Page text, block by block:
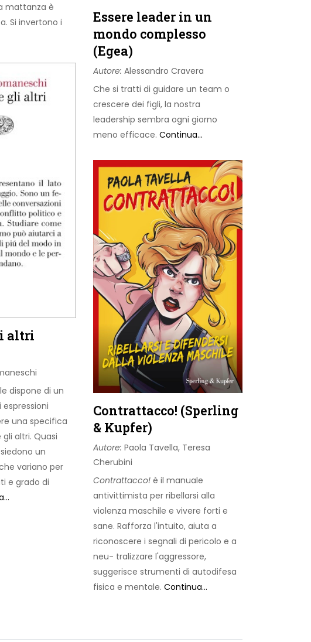
mattanza è
Si invertono i
Essere leader in un
mondo complesso
(Egea)
Autore: Alessandro Cravera
Che si tratti di guidare un team o
crescere dei figli, la nostra
leadership sembra ogni giorno
meno efficace. Continua...
altri
dispone di un
una specifica
altri. Quasi
un
variano per
e grado di
Contrattacco! (Sperling
& Kupfer)
Autore: Paola Tavella, Teresa
Cherubini
Contrattacco! è il manuale
antivittimista per ribellarsi alla
violenza maschile e vivere forti e
sane. Rafforza l'intuito, aiuta a
riconoscere i segnali di pericolo e a
neu- tralizzare l'aggressore,
suggerisce strumenti di autodifesa
fisica e mentale. Continua...